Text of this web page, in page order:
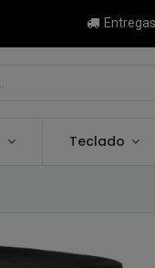
Teclado